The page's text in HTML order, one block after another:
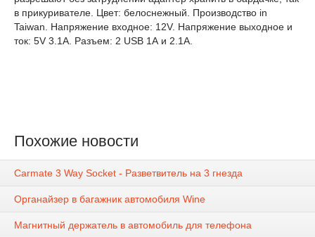
в прикуривателе. Цвет: белоснежный. Производство in
Taiwan. Напряжение входное: 12V. Напряжение выходное и
ток: 5V 3.1A. Разъем: 2 USB 1А и 2.1А.
Похожие новости
Carmate 3 Way Socket - Разветвитель на 3 гнезда
Органайзер в багажник автомобиля Wine
Магнитный держатель в автомобиль для телефона